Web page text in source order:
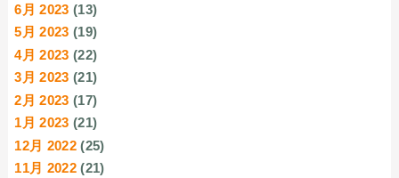
6月 2023 (13)
5月 2023 (19)
4月 2023 (22)
3月 2023 (21)
2月 2023 (17)
1月 2023 (21)
12月 2022 (25)
11月 2022 (21)